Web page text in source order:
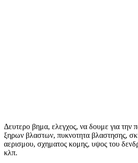
Δευτερο βημα, ελεγχος, να δουμε για την
ξηρων βλαστων, πυκνοτητα βλαστησης,
αερισμου, σχηματος κομης, υψος του
κλπ.